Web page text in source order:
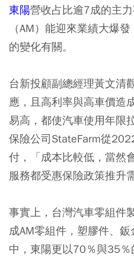
東陽營收占比逾7成的主
（AM）能迎來業績大爆
的變化有關。
台新投顧副總經理黃文清
應，且高利率與高車價造
易高，都使汽車使用年限
保險公司StateFarm從
付，「成本比較低，當然
服務都受惠保險政策推升
事實上，台灣汽車零組件
成AM零組件，塑膠件、
中，東陽更以70％與35